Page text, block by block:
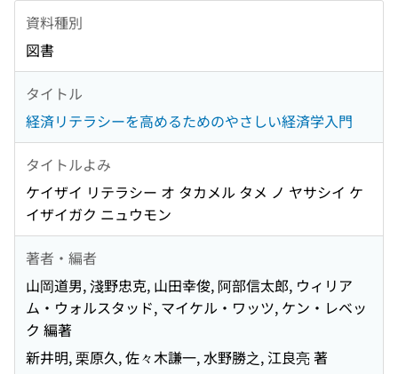
資料種別
図書
タイトル
経済リテラシーを高めるためのやさしい経済学入門
タイトルよみ
ケイザイ リテラシー オ タカメル タメ ノ ヤサシイ ケ
イザイガク ニュウモン
著者・編者
山岡道男, 淺野忠克, 山田幸俊, 阿部信太郎, ウィリア
ム・ウォルスタッド, マイケル・ワッツ, ケン・レベッ
ク 編著
新井明, 栗原久, 佐々木謙一, 水野勝之, 江良亮 著